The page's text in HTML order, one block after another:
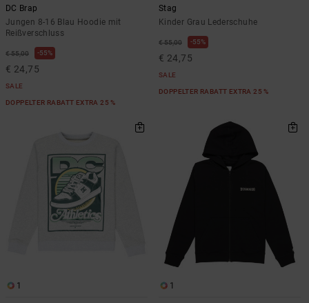
DC Brap
Jungen 8-16 Blau Hoodie mit
Reißverschluss
€ 55,00 55%
€ 24,75
SALE
DOPPELTER RABATT EXTRA 25 %
Stag
Kinder Grau Lederschuhe
€ 55,00 55%
€ 24,75
SALE
DOPPELTER RABATT EXTRA 25 %
1 1